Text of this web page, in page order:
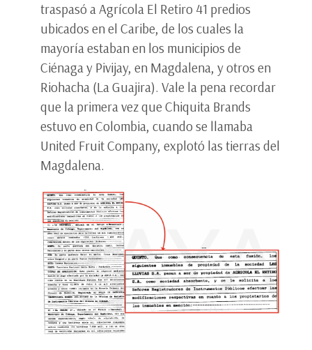
traspasó a Agrícola El Retiro 41 predios
ubicados en el Caribe, de los cuales la
mayoría estaban en los municipios de
Ciénaga y Pivijay, en Magdalena, y otros en
Riohacha (La Guajira). Vale la pena recordar
que la primera vez que Chiquita Brands
estuvo en Colombia, cuando se llamaba
United Fruit Company, explotó las tierras del
Magdalena.